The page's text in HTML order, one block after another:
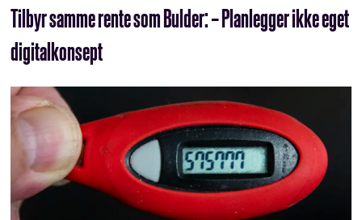
Tilbyr samme rente som Bulder: – Planlegger ikke eget
digitalkonsept